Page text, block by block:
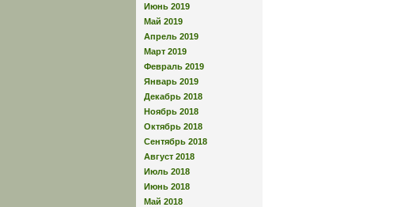
Июнь 2019
Май 2019
Апрель 2019
Март 2019
Февраль 2019
Январь 2019
Декабрь 2018
Ноябрь 2018
Октябрь 2018
Сентябрь 2018
Август 2018
Июль 2018
Июнь 2018
Май 2018